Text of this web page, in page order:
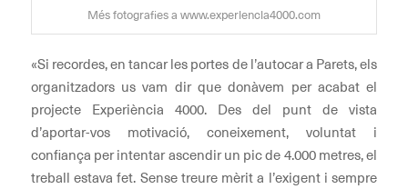
Més fotografies a www.experiencia4000.com
«Si recordes, en tancar les portes de l’autocar a Parets, els
organitzadors us vam dir que donàvem per acabat el
projecte Experiència 4000. Des del punt de vista
d’aportar-vos motivació, coneixement, voluntat i
confiança per intentar ascendir un pic de 4.000 metres, el
treball estava fet. Sense treure mèrit a l’exigent i sempre